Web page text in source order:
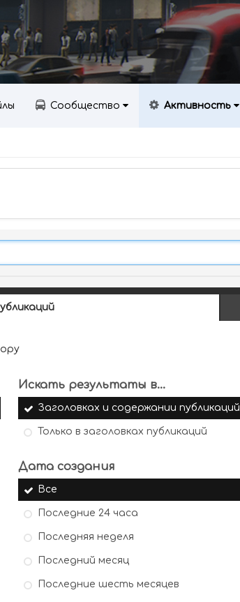
Сообщество Активность
Искать результаты в...
Заголовках и содержании публикаций
Только в заголовках публикаций
Дата создания
Все
Последние 24 часа
Последняя неделя
Последний месяц
Последние шесть месяцев